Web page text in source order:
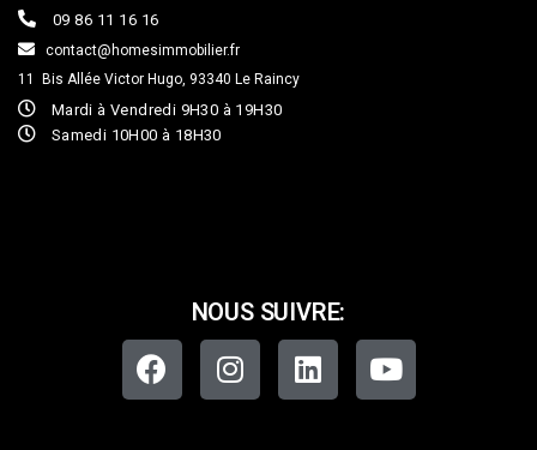
09 86 11 16 16
contact@homesimmobilier.fr
11 Bis Allée Victor Hugo, 93340 Le Raincy
Mardi à Vendredi 9H30 à 19H30
Samedi 10H00 à 18H30
NOUS SUIVRE: